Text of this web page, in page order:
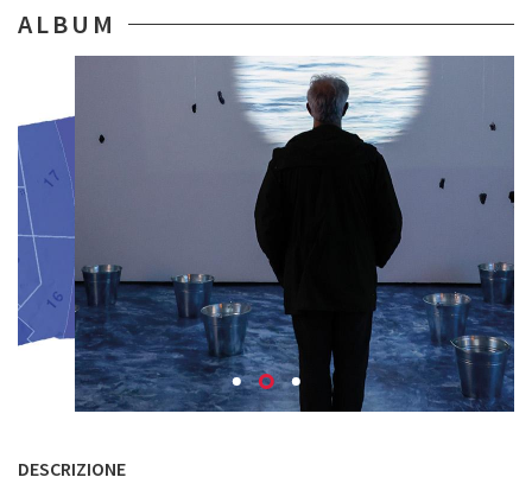
ALBUM
DESCRIZIONE